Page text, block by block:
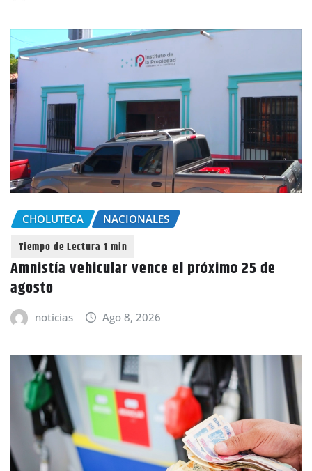
CHOLUTECA NACIONALES
Amnistía vehicular vence el próximo 25 de
agosto
noticias Ago 8, 2026